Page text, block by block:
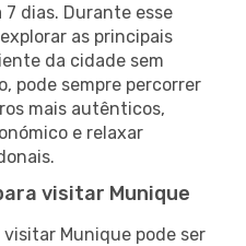
dias. Durante esse
as principais
da cidade sem
pode sempre percorrer
mais autênticos,
e relaxar
visitar Munique
Munique pode ser